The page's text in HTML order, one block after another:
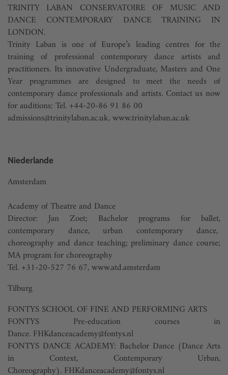
TRINITY LABAN CONSERVATOIRE OF MUSIC AND
DANCE CONTEMPORARY DANCE TRAINING IN
LONDON.
Trinity Laban is one of Europe’s leading centres for the
training of professional contemporary dance artists and
practitioners. Its innovative Undergraduate, Masters and One
Year programmes are designed to meet the needs of
contemporary dance professionals and artists. Contact us now
for auditions: Tel. +44-20-86 91 86 00
admissions@trinitylaban.ac.uk,www.trinitylaban.ac.uk
Niederlande
Amsterdam
Academy of Theatre and Dance
Director: Jan Zoet; Bachelor programs for ballet,
contemporary dance, urban contemporary dance,
choreography and dance teaching; preliminary dance course;
MA program for choreography
Tel. +31-20-527 76 67,www.atd.amsterdam
Tilburg
FONTYS SCHOOL OF FINE AND PERFORMING ARTS
FONTYS Pre-education courses in
Dance. FHKdanceacademy@fontys.nl
FONTYS DANCE ACADEMY: Bachelor Dance (Dance Arts
in Context, Contemporary Urban,
Choreography). FHKdanceacademy@fontys.nl